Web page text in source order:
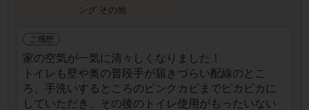
ング その他
ご感想
家の空気が一気に清々しくなりました！
トイレも壁や奥の普段手が届きづらい配線のとこ
ろ、手洗いするところのピンクカビまでピカピカに
していただき、その後のトイレ使用がもったいない